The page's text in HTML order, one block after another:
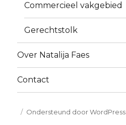
Commercieel vakgebied
Gerechtstolk
Over Natalija Faes
Contact
Ondersteund door WordPress